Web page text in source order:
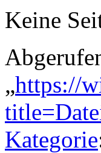
Keine
„https://
Kategorie